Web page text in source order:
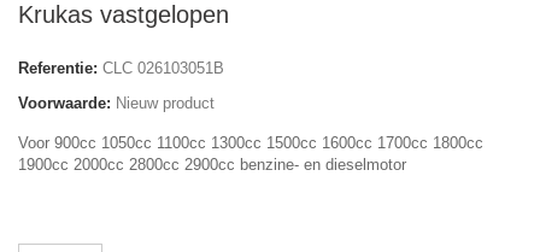
Krukas vastgelopen
Referentie: CLC 026103051B
Voorwaarde: Nieuw product
Voor 900cc 1050cc 1100cc 1300cc 1500cc 1600cc 1700cc 1800cc
1900cc 2000cc 2800cc 2900cc benzine- en dieselmotor